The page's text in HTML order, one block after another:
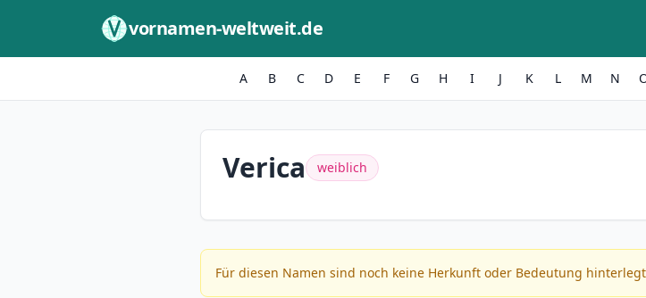
vornamen-weltweit.de
A B C D E F G H I J K L M N
Verica weiblich
Für diesen Namen sind noch keine Herkunft oder Bedeutung